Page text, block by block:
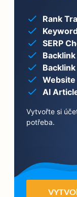
Rank
SERP
AI
Vytvořte si
potřeba.